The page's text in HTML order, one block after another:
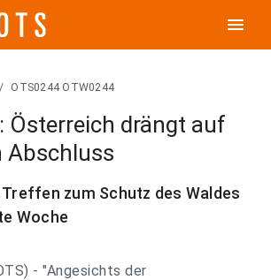
menu
/ OTS0244 OTW0244
Österreich drängt auf
Abschluss
zum Schutz des Waldes
Woche
- "Angesichts der